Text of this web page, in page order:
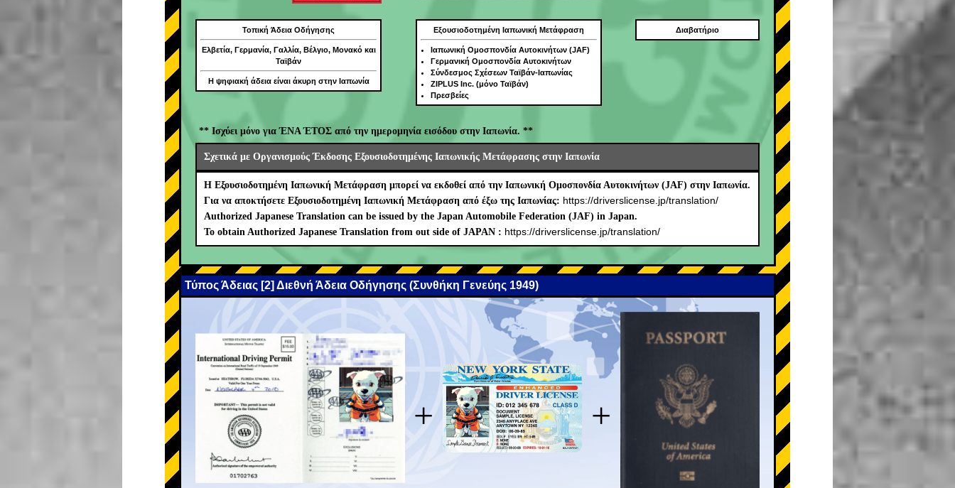
Τοπική Άδεια Οδήγησης
Ελβετία, Γερμανία, Γαλλία, Βέλγιο, Μονακό και
Ταϊβάν
Η ψηφιακή άδεια είναι άκυρη στην Ιαπωνία
Εξουσιοδοτημένη Ιαπωνική Μετάφραση
Ιαπωνική Ομοσπονδία Αυτοκινήτων (JAF)
Γερμανική Ομοσπονδία Αυτοκινήτων
Σύνδεσμος Σχέσεων Ταϊβάν-Ιαπωνίας
ZIPLUS Inc. (μόνο Ταϊβάν)
Πρεσβείες
Διαβατήριο
** Ισχύει μόνο για ΈΝΑ ΈΤΟΣ από την ημερομηνία εισόδου στην Ιαπωνία. **
Σχετικά με Οργανισμούς Έκδοσης Εξουσιοδοτημένης Ιαπωνικής Μετάφρασης στην Ιαπωνία
Η Εξουσιοδοτημένη Ιαπωνική Μετάφραση μπορεί να εκδοθεί από την Ιαπωνική Ομοσπονδία Αυτοκινήτων (JAF) στην Ιαπωνία.
Για να αποκτήσετε Εξουσιοδοτημένη Ιαπωνική Μετάφραση από έξω της Ιαπωνίας: https://driverslicense.jp/translation/
Authorized Japanese Translation can be issued by the Japan Automobile Federation (JAF) in Japan.
To obtain Authorized Japanese Translation from out side of JAPAN : https://driverslicense.jp/translation/
Τύπος Άδειας [2] Διεθνή Άδεια Οδήγησης (Συνθήκη Γενεύης 1949)
+ +